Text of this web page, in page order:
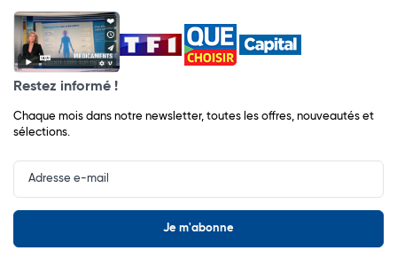
Restez informé !
Chaque mois dans notre newsletter, toutes les offres, nouveautés et
sélections.
Input
Newsletter